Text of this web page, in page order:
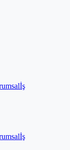
İş
İş